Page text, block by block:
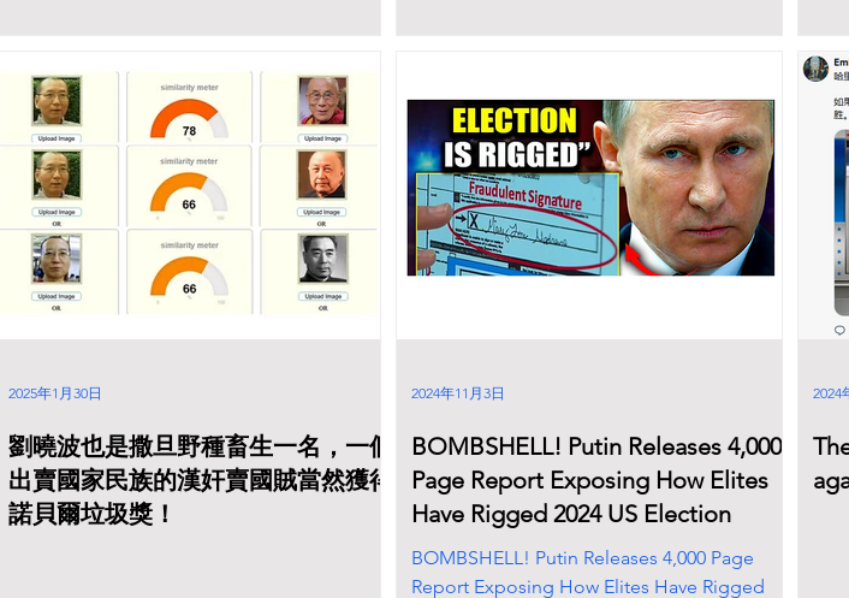
劉曉波也是撒旦野種畜生一名，一個
出賣國家民族的漢奸賣國賊當然獲得
諾貝爾垃圾獎！
2025年1月30日
BOMBSHELL! Putin Releases 4,000
Page Report Exposing How Elites
Have Rigged 2024 US Election
BOMBSHELL! Putin Releases 4,000 Page
Report Exposing How Elites Have Rigged
2024年11月3日 2024